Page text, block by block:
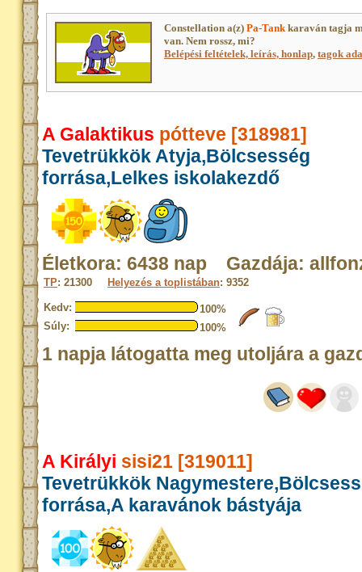
Constellation a(z) Pa-Tankkaraván tagja
van. Nem rossz, mi?
Belépési feltételek, leírás, honlap, tagok
A Galaktikus pótteve [318981]
Tevetrükkök Atyja,Bölcsesség
forrása,Lelkes iskolakezdő
Életkora: 6438 nap Gazdája:
TP: 21300 Helyezés a toplistában: 9352
Kedv:
100%
Súly:
100%
1 napja látogatta meg utoljára a
A Királyi sisi21 [319011]
Tevetrükkök
forrása,A karavánok bástyája